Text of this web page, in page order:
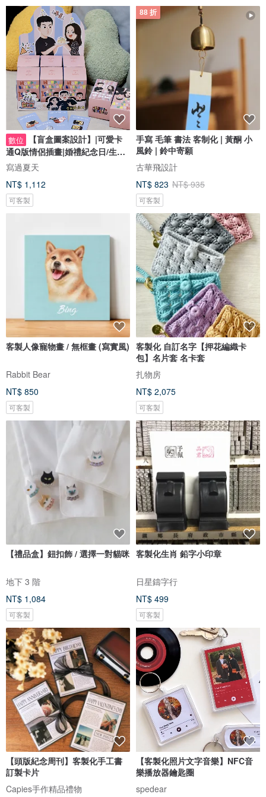
數位
【盲盒圖案設計】|可愛卡
通Q版情侶插畫|婚禮紀念日/生日
禮物客製
寫過夏天
NT$ 1,112
可客製
88 折
手寫 毛筆 書法 客制化 | 黃酮 小
風鈴 | 鈴中寄願
古華飛設計
NT$ 823 NT$ 935
可客製
客製人像寵物畫 / 無框畫 (寫實風)
Rabbit Bear
NT$ 850
可客製
客製化 自訂名字【押花編織卡
包】名片套 名卡套
扎物房
NT$ 2,075
可客製
【禮品盒】鈕扣飾 / 選擇一對貓咪
地下 3 階
NT$ 1,084
可客製
客製化生肖 鉛字小印章
日星鑄字行
NT$ 499
可客製
【頭版紀念周刊】客製化手工書
訂製卡片
Capies手作精品禮物
【客製化照片文字音樂】NFC音
樂播放器鑰匙圈
spedear